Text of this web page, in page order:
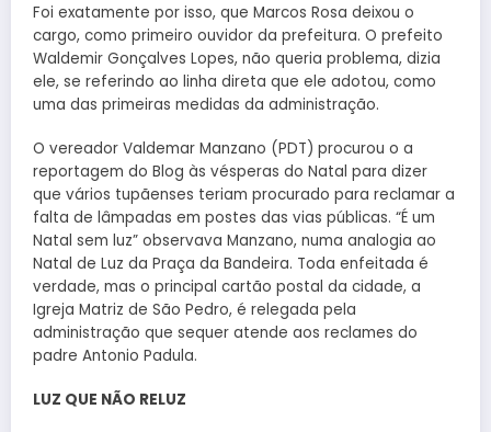
Foi exatamente por isso, que Marcos Rosa deixou o
cargo, como primeiro ouvidor da prefeitura. O prefeito
Waldemir Gonçalves Lopes, não queria problema, dizia
ele, se referindo ao linha direta que ele adotou, como
uma das primeiras medidas da administração.
O vereador Valdemar Manzano (PDT) procurou o a
reportagem do Blog às vésperas do Natal para dizer
que vários tupãenses teriam procurado para reclamar a
falta de lâmpadas em postes das vias públicas. “É um
Natal sem luz” observava Manzano, numa analogia ao
Natal de Luz da Praça da Bandeira. Toda enfeitada é
verdade, mas o principal cartão postal da cidade, a
Igreja Matriz de São Pedro, é relegada pela
administração que sequer atende aos reclames do
padre Antonio Padula.
LUZ QUE NÃO RELUZ